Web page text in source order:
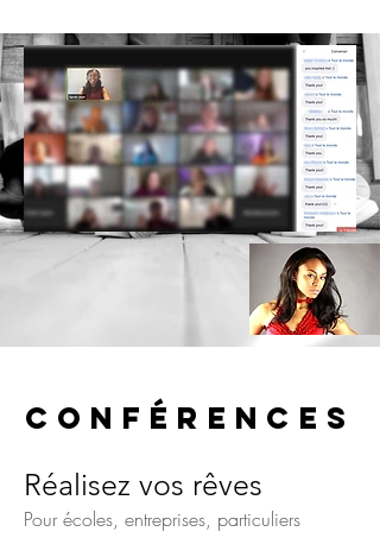
conférences
Réalisez vos rêves
Pour écoles, entreprises, particuliers